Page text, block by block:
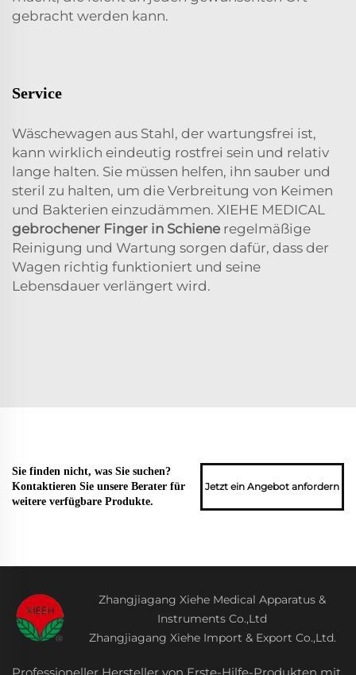
gebracht werden kann.
Service
Wäschewagen aus Stahl, der wartungsfrei ist,
kann wirklich eindeutig rostfrei sein und relativ
lange halten. Sie müssen helfen, ihn sauber und
steril zu halten, um die Verbreitung von Keimen
und Bakterien einzudämmen. XIEHE MEDICAL
gebrochener Finger in Schiene regelmäßige
Reinigung und Wartung sorgen dafür, dass der
Wagen richtig funktioniert und seine
Lebensdauer verlängert wird.
Sie finden nicht, was Sie suchen?
Kontaktieren Sie unsere Berater für
weitere verfügbare Produkte.
Jetzt ein Angebot anfordern
Zhangjiagang Xiehe Medical Apparatus &
Instruments Co.,Ltd
Zhangjiagang Xiehe Import & Export Co.,Ltd.